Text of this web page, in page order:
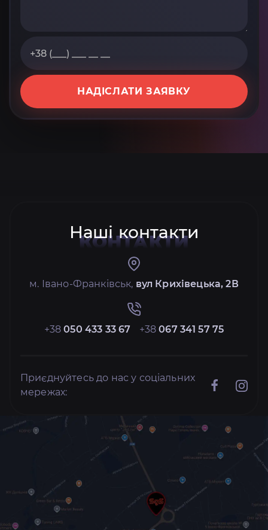
НАДІСЛАТИ ЗАЯВКУ
Наші контакти
КОНТАКТИ
м. Івано-Франківськ, вул Крихівецька, 2В
+38050 433 33 67 +38067 341 57 75
Приєднуйтесь до нас у соціальних
мережах: